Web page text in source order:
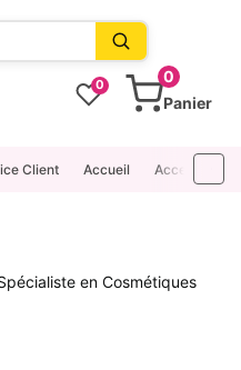
0
0
Panier
Client Accueil Accessoires
en Cosmétiques